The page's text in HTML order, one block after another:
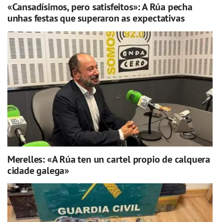
«Cansadísimos, pero satisfeitos»: A Rúa pecha
unhas festas que superaron as expectativas
Merelles: «A Rúa ten un cartel propio de calquera
cidade galega»